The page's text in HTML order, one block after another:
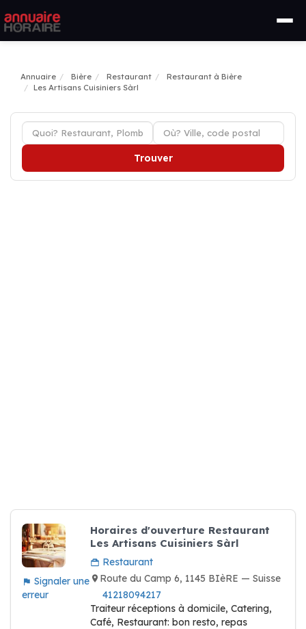
Annuaire Bière Restaurant
Restaurant à Bière
Les Artisans Cuisiniers Sàrl
Trouver
Signaler une
erreur
Horaires d'ouverture Restaurant
Les Artisans Cuisiniers Sàrl
Restaurant
Route du Camp 6, 1145 BIèRE — Suisse
41218094217
Traiteur réceptions à domicile, Catering,
Café, Restaurant: bon resto, repas